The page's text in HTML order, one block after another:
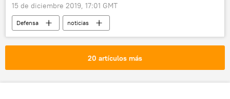
15 de diciembre 2019, 17:01 GMT
Defensa noticias
20 artículos más